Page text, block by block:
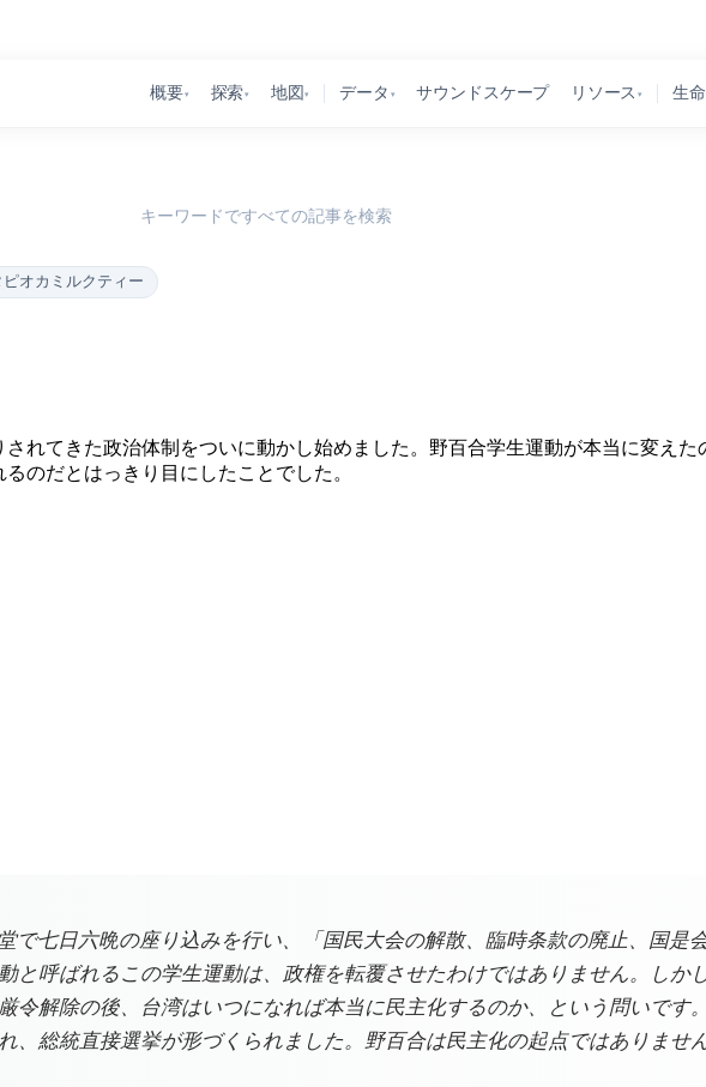
概要▾ 探索▾ 地図 ▾ データ ▾ サウンドスケープ リソース ▾ 生
キーワードですべての記事を検索
ピオカミルクティー
れてきた政治体制をついに動かし始めました。野百合学生運動が本当に変え
のだとはっきり目にしたことでした。
で七日六晩の座り込みを行い、「国民大会の解散、臨時条款の廃止、国是
と呼ばれるこの学生運動は、政権を転覆させたわけではありません。しか
令解除の後、台湾はいつになれば本当に民主化するのか、という問いです
、総統直接選挙が形づくられました。野百合は民主化の起点ではありませ